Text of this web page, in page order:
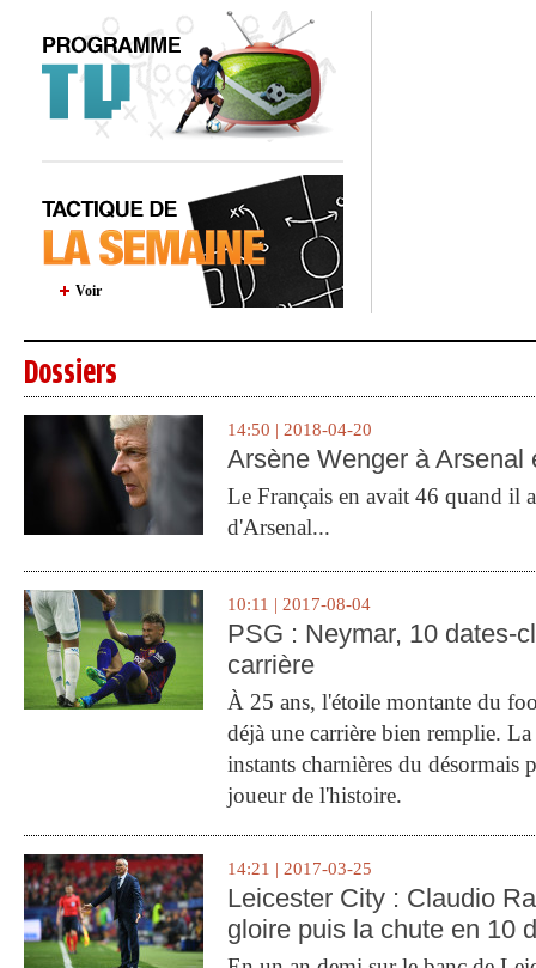
Voir
Dossiers
14:50 | 2018-04-20
Arsène Wenger à Arsenal
Le Français en avait 46 quand il
d'Arsenal...
10:11 | 2017-08-04
PSG : Neymar, 10 dates-
carrière
À 25 ans, l'étoile montante du
déjà une carrière bien remplie.
instants charnières du désormais
joueur de l'histoire.
14:21 | 2017-03-25
Leicester City : Claudio
gloire puis la chute en 10